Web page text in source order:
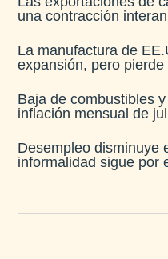
una contracción
La manufactura de
expansión, pero
Baja de combustibles
inflación mensual de
Desempleo disminuye
informalidad sigue por